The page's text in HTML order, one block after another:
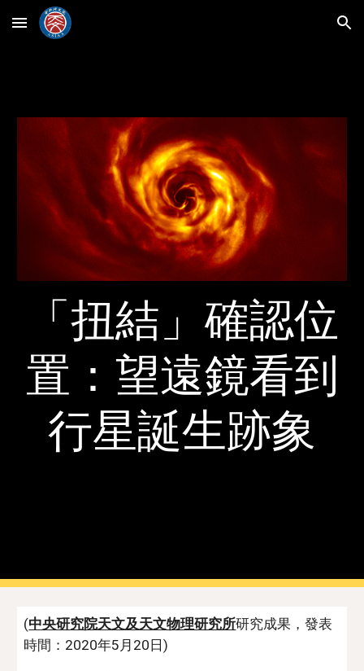
Skip to main content Skip to navigation
「扭結」確認位
置：望遠鏡看到
行星誕生跡象
(中央研究院天文及天文物理研究所研究成果，發表
時間：2020年5月20日)